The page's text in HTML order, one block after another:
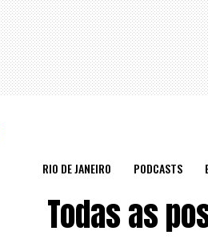
RIO DE JANEIRO PODCASTS
Todas as